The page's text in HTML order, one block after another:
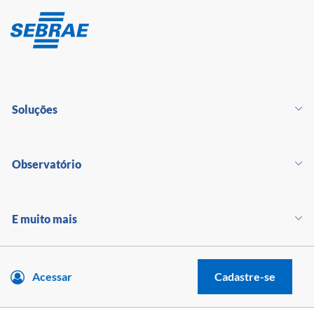
Soluções
Observatório
E muito mais
Acessar Cadastre-se